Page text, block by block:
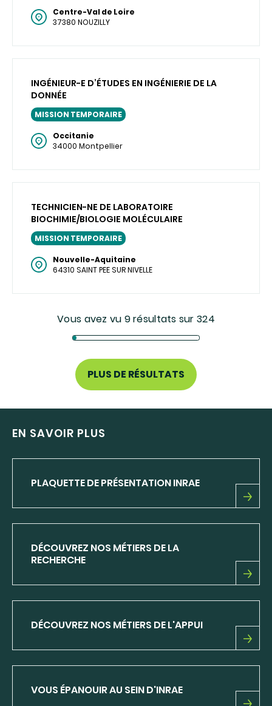
Centre-Val de Loire
37380 NOUZILLY
INGÉNIEUR-E D’ÉTUDES EN INGÉNIERIE DE LA
DONNÉE
MISSION TEMPORAIRE
Occitanie
34000 Montpellier
TECHNICIEN-NE DE LABORATOIRE
BIOCHIMIE/BIOLOGIE MOLÉCULAIRE
MISSION TEMPORAIRE
Nouvelle-Aquitaine
64310 SAINT PEE SUR NIVELLE
Vous avez vu 9 résultats sur 324
PLUS DE RÉSULTATS
EN SAVOIR PLUS
PLAQUETTE DE PRÉSENTATION INRAE
PLAQUETTE
INRAE
DÉCOUVREZ NOS MÉTIERS DE LA
RECHERCHE
DÉCOUVREZ
DE
LA
DÉCOUVREZ NOS MÉTIERS DE L'APPUI
DÉCOUVREZ
L'APPUI
VOUS ÉPANOUIR AU SEIN D'INRAE